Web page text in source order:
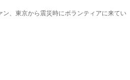
、東京から震災時にボランティアに来てい